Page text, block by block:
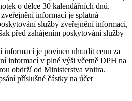
o délce 30 kalendářních dnů.
informací je splatná
služby zveřejnění informací,
před zahájením poskytování služby
informací je povinen uhradit cenu za
informací v plné výši včetně DPH na
obdrží od Ministerstva vnitra.
příslušné částky na účet